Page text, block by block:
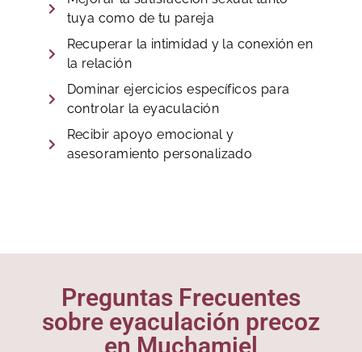
tuya como de tu pareja
Recuperar la intimidad y la conexión en
la relación
Dominar ejercicios específicos para
controlar la eyaculación
Recibir apoyo emocional y
asesoramiento personalizado
Preguntas Frecuentes
sobre eyaculación precoz
en Muchamiel